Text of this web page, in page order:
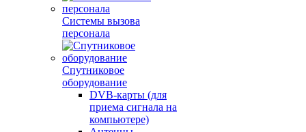
Системы вызова
персонала
Спутниковое
оборудование
DVB-карты (для
приема сигнала на
компьютере)